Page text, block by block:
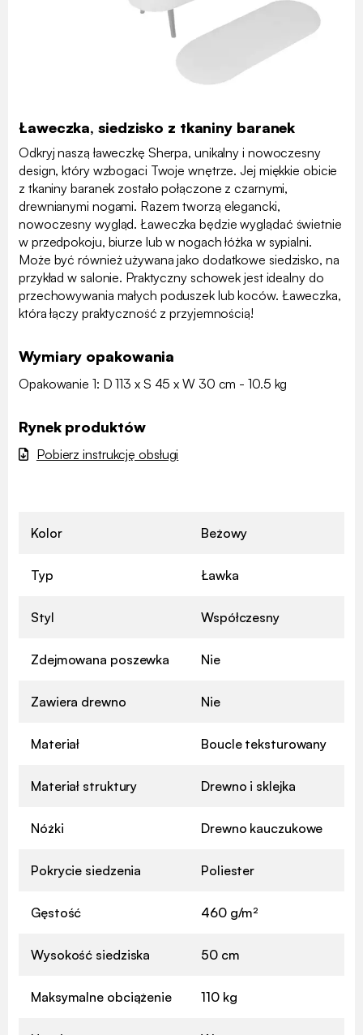
Ławeczka, siedzisko z tkaniny baranek
Odkryj naszą ławeczkę Sherpa, unikalny i nowoczesny
design, który wzbogaci Twoje wnętrze. Jej miękkie obicie
z tkaniny baranek zostało połączone z czarnymi,
drewnianymi nogami. Razem tworzą elegancki,
nowoczesny wygląd. Ławeczka będzie wyglądać świetnie
w przedpokoju, biurze lub w nogach łóżka w sypialni.
Może być również używana jako dodatkowe siedzisko, na
przykład w salonie. Praktyczny schowek jest idealny do
przechowywania małych poduszek lub koców. Ławeczka,
która łączy praktyczność z przyjemnością!
Wymiary opakowania
Opakowanie 1: D 113 x S 45 x W 30 cm - 10.5 kg
Rynek produktów
Pobierz instrukcję obsługi
Kolor Beżowy
Typ Ławka
Styl Współczesny
Zdejmowana poszewka Nie
Zawiera drewno Nie
Materiał Boucle teksturowany
Materiał struktury Drewno i sklejka
Nóżki Drewno kauczukowe
Pokrycie siedzenia Poliester
Gęstość 460 g/m²
Wysokość siedziska 50 cm
Maksymalne obciążenie 110 kg